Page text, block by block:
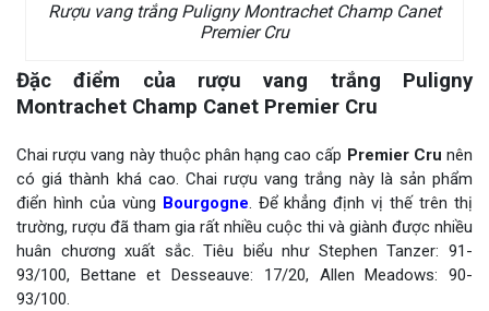
Rượu vang trắng Puligny Montrachet Champ Canet
Premier Cru
Đặc điểm của rượu vang trắng Puligny
Montrachet Champ Canet Premier Cru
Chai rượu vang này thuộc phân hạng cao cấp Premier Cru nên
có giá thành khá cao. Chai rượu vang trắng này là sản phẩm
điển hình của vùng Bourgogne. Để khẳng định vị thế trên thị
trường, rượu đã tham gia rất nhiều cuộc thi và giành được nhiều
huân chương xuất sắc. Tiêu biểu như Stephen Tanzer: 91-
93/100, Bettane et Desseauve: 17/20, Allen Meadows: 90-
93/100.